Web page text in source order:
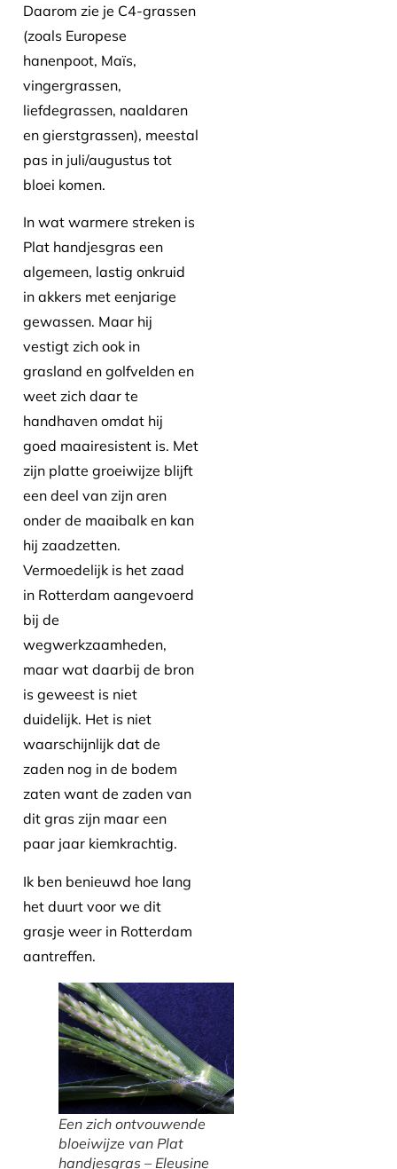
Daarom zie je C4-grassen
(zoals Europese
hanenpoot, Maïs,
vingergrassen,
liefdegrassen, naaldaren
en gierstgrassen), meestal
pas in juli/augustus tot
bloei komen.
In wat warmere streken is
Plat handjesgras een
algemeen, lastig onkruid
in akkers met eenjarige
gewassen. Maar hij
vestigt zich ook in
grasland en golfvelden en
weet zich daar te
handhaven omdat hij
goed maairesistent is. Met
zijn platte groeiwijze blijft
een deel van zijn aren
onder de maaibalk en kan
hij zaadzetten.
Vermoedelijk is het zaad
in Rotterdam aangevoerd
bij de
wegwerkzaamheden,
maar wat daarbij de bron
is geweest is niet
duidelijk. Het is niet
waarschijnlijk dat de
zaden nog in de bodem
zaten want de zaden van
dit gras zijn maar een
paar jaar kiemkrachtig.
Ik ben benieuwd hoe lang
het duurt voor we dit
grasje weer in Rotterdam
aantreffen.
Een zich ontvouwende
bloeiwijze van Plat
handjesgras – Eleusine